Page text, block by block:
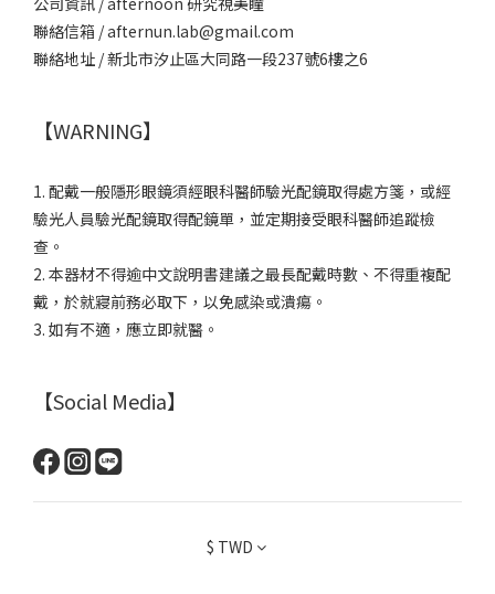
聯絡信箱 / afternun.lab@gmail.com
聯絡地址 / 新北市汐止區大同路一段237號6樓之6
【WARNING】
1. 配戴一般隱形眼鏡須經眼科醫師驗光配鏡取得處方箋，或經
驗光人員驗光配鏡取得配鏡單，並定期接受眼科醫師追蹤檢
查。
2. 本器材不得逾中文說明書建議之最長配戴時數、不得重複配
戴，於就寢前務必取下，以免感染或潰瘍。
3. 如有不適，應立即就醫。
【Social Media】
$ TWD